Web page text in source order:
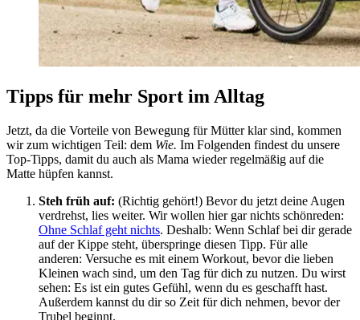
Tipps für mehr Sport im Alltag
Jetzt, da die Vorteile von Bewegung für Mütter klar sind, kommen
wir zum wichtigen Teil: dem Wie. Im Folgenden findest du unsere
Top-Tipps, damit du auch als Mama wieder regelmäßig auf die
Matte hüpfen kannst.
Steh früh auf: (Richtig gehört!) Bevor du jetzt deine Augen
verdrehst, lies weiter. Wir wollen hier gar nichts schönreden:
Ohne Schlaf geht nichts. Deshalb: Wenn Schlaf bei dir gerade
auf der Kippe steht, überspringe diesen Tipp. Für alle
anderen: Versuche es mit einem Workout, bevor die lieben
Kleinen wach sind, um den Tag für dich zu nutzen. Du wirst
sehen: Es ist ein gutes Gefühl, wenn du es geschafft hast.
Außerdem kannst du dir so Zeit für dich nehmen, bevor der
Trubel beginnt.